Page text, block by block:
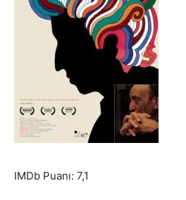
IMDb Puanı: 7,1